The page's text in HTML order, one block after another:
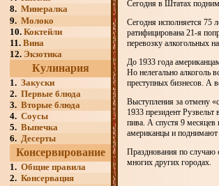
8. Минералка
9. Молоко
10. Коктейли
11. Вина
12. Экзотика
Кулинария
1. Закуски
2. Первые блюда
3. Вторые блюда
4. Соусы
5. Выпечка
6. Десерты
Консервирование
1. Общие правила
2. Консервация
Сегодня в Штатах
Сегодня исполняется 75
ратифицирована 21-я
перевозку алкогольных
До 1933 года
Но нелегально алкоголь
преступных бизнесов. А
Выступления за отмену
1933 президент Рузвельт
пива. А спустя 9 месяцев
американцы и
Празднования по случаю
многих других городах.